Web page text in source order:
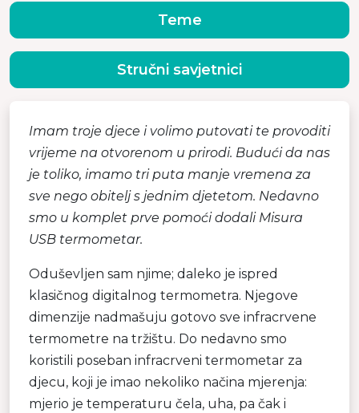
Imam troje djece i volimo putovati te provoditi
vrijeme na otvorenom u prirodi. Budući da nas
je toliko, imamo tri puta manje vremena za
sve nego obitelj s jednim djetetom. Nedavno
smo u komplet prve pomoći dodali Misura
USB termometar.
Oduševljen sam njime; daleko je ispred
klasičnog digitalnog termometra. Njegove
dimenzije nadmašuju gotovo sve infracrvene
termometre na tržištu. Do nedavno smo
koristili poseban infracrveni termometar za
djecu, koji je imao nekoliko načina mjerenja:
mjerio je temperaturu čela, uha, pa čak i
Teme
Stručni savjetnici